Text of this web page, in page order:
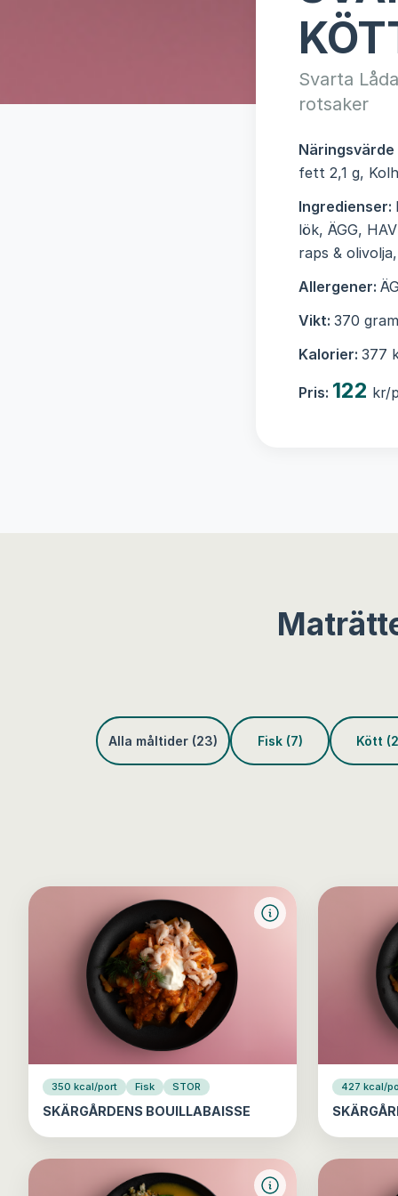
Svarta
rotsaker
fett 2,1 g,
Ingredienser:
lök, ÄGG,
raps &
Allergener:
Vikt: 370
Kalorier: 377
Pris: 122 kr/
Alla måltider (23) Fisk (7) Kött
350 kcal/port Fisk STOR
SKÄRGÅRDENS BOUILLABAISSE
427 kcal/